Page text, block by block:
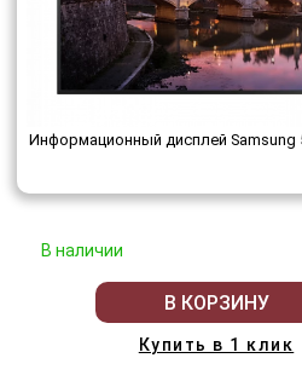
Информационный дисплей Samsung
В наличии
В КОРЗИНУ
Купить в 1 клик